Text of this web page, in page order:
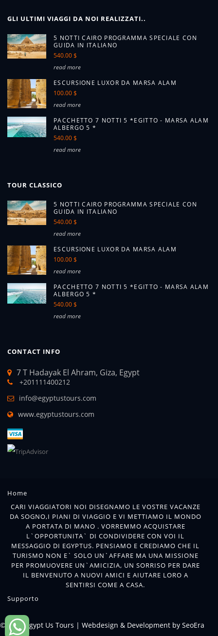
GLI ULTIMI VIAGGI DA NOI REALIZZATI..
5 NOTTI CAIRO PROGRAMMA SPECIALE CON
GUIDA IN ITALIANO
540.00 $
read more
ESCURSIONE LUXOR DA MARSA ALAM
100.00 $
read more
PACCHETTO 7 NOTTI 5 *EGITTO - MARSA ALAM
ALBERGO 5 *
540.00 $
read more
TOUR CLASSICO
5 NOTTI CAIRO PROGRAMMA SPECIALE CON
GUIDA IN ITALIANO
540.00 $
read more
ESCURSIONE LUXOR DA MARSA ALAM
100.00 $
read more
PACCHETTO 7 NOTTI 5 *EGITTO - MARSA ALAM
ALBERGO 5 *
540.00 $
read more
CONTACT INFO
7 T Hadayak El Ahram, Giza, Egypt
+201111400212
info@egyptustours.com
www.egyptustours.com
Home
CARI VIAGGIATORI NOI DISEGNAMO LE VOSTRE VACANZE
DA SOGNO,I PIANI DI VIAGGIO E VI METTIAMO IL MONDO
A PORTATA DI MANO . VORREMMO ACQUISTARE
L`OPPORTUNITA` DI CONDIVIDERE CON VOI IL
MESSAGGIO DI EGYPTUS. PENSIAMO E CREDIAMO CHE IL
TURISMO NON E` SOLO UN`AFFARE MA UNA MISSIONE
PER PROMUOVERE UN`AMICIZIA, UN SORRISO PER DARE
IL BENVENUTO A NUOVI AMICI E AIUTARE LORO A
SENTIRSI COME A CASA.
Supporto
© 2018 Egypt Us Tours | Webdesign & Development by SeoEra